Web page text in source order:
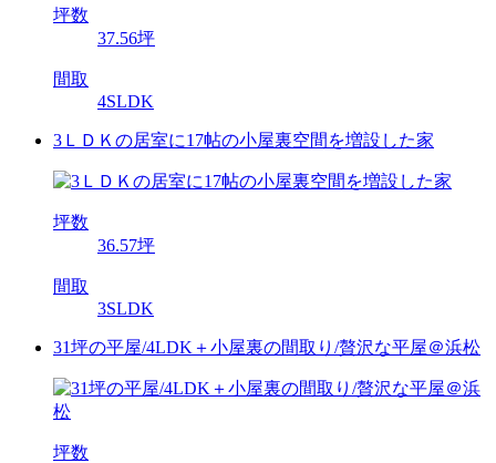
坪数
37.56坪
間取
4SLDK
3ＬＤＫの居室に17帖の小屋裏空間を増設した家
坪数
36.57坪
間取
3SLDK
31坪の平屋/4LDK＋小屋裏の間取り/贅沢な平屋＠浜松
坪数